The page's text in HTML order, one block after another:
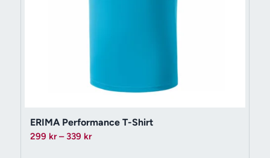
ERIMA Performance T-Shirt
299 kr – 339 krPrisintervall: